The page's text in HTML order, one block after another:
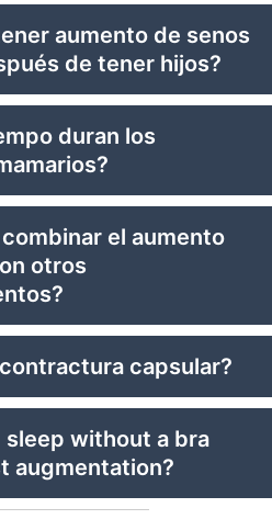
aumento de senos
de tener hijos?
duran los
el aumento
otros
capsular?
sleep without a bra
augmentation?